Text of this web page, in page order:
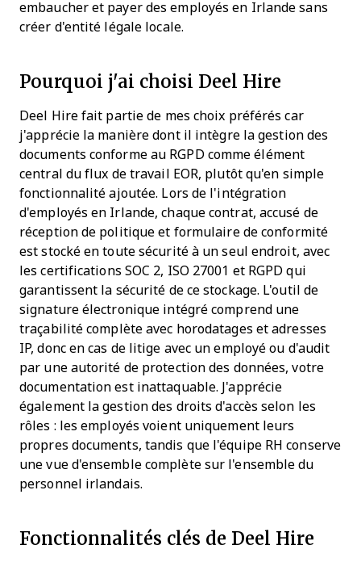
embaucher et payer des employés en Irlande sans
créer d'entité légale locale.
Pourquoi j'ai choisi Deel Hire
Deel Hire fait partie de mes choix préférés car
j'apprécie la manière dont il intègre la gestion des
documents conforme au RGPD comme élément
central du flux de travail EOR, plutôt qu'en simple
fonctionnalité ajoutée. Lors de l'intégration
d'employés en Irlande, chaque contrat, accusé de
réception de politique et formulaire de conformité
est stocké en toute sécurité à un seul endroit, avec
les certifications SOC 2, ISO 27001 et RGPD qui
garantissent la sécurité de ce stockage. L'outil de
signature électronique intégré comprend une
traçabilité complète avec horodatages et adresses
IP, donc en cas de litige avec un employé ou d'audit
par une autorité de protection des données, votre
documentation est inattaquable. J'apprécie
également la gestion des droits d'accès selon les
rôles : les employés voient uniquement leurs
propres documents, tandis que l'équipe RH conserve
une vue d'ensemble complète sur l'ensemble du
personnel irlandais.
Fonctionnalités clés de Deel Hire